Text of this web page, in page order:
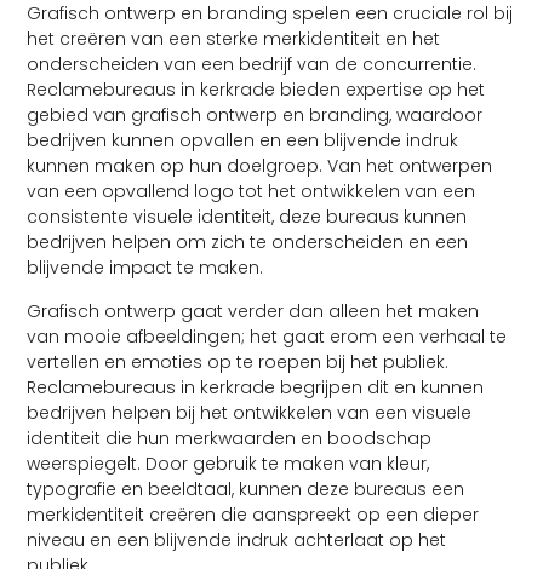
Grafisch ontwerp en branding spelen een cruciale rol bij
het creëren van een sterke merkidentiteit en het
onderscheiden van een bedrijf van de concurrentie.
Reclamebureaus in kerkrade bieden expertise op het
gebied van grafisch ontwerp en branding, waardoor
bedrijven kunnen opvallen en een blijvende indruk
kunnen maken op hun doelgroep. Van het ontwerpen
van een opvallend logo tot het ontwikkelen van een
consistente visuele identiteit, deze bureaus kunnen
bedrijven helpen om zich te onderscheiden en een
blijvende impact te maken.
Grafisch ontwerp gaat verder dan alleen het maken
van mooie afbeeldingen; het gaat erom een ​​verhaal te
vertellen en emoties op te roepen bij het publiek.
Reclamebureaus in kerkrade begrijpen dit en kunnen
bedrijven helpen bij het ontwikkelen van een visuele
identiteit die hun merkwaarden en boodschap
weerspiegelt. Door gebruik te maken van kleur,
typografie en beeldtaal, kunnen deze bureaus een
merkidentiteit creëren die aanspreekt op een dieper
niveau en een blijvende indruk achterlaat op het